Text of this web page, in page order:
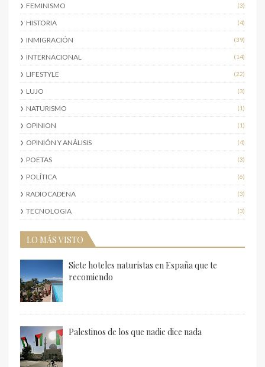
FEMINISMO (3)
HISTORIA (4)
INMIGRACIÓN (39)
INTERNACIONAL (14)
LIFESTYLE (22)
LUJO (3)
NATURISMO (1)
OPINION (1)
OPINIÓN Y ANÁLISIS (4)
POETAS (3)
POLÍTICA (6)
RADIOCADENA (3)
TECNOLOGIA (3)
LO MÁS VISTO
Siete hoteles naturistas en España que te
recomiendo
Palestinos de los que nadie dice nada